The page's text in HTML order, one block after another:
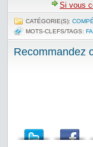
Si vous
CATÉGORIE(S):
MOTS-CLEFS/TAGS:
Recommandez